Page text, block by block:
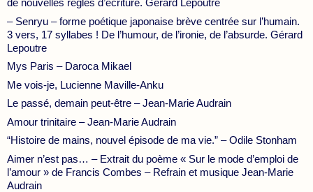
de nouvelles règles d’écriture. Gérard Lepoutre
– Senryu – forme poétique japonaise brève centrée sur l’humain.
3 vers, 17 syllabes ! De l’humour, de l’ironie, de l’absurde. Gérard
Lepoutre
Mys Paris – Daroca Mikael
Me vois-je, Lucienne Maville-Anku
Le passé, demain peut-être – Jean-Marie Audrain
Amour trinitaire – Jean-Marie Audrain
“Histoire de mains, nouvel épisode de ma vie.” – Odile Stonham
Aimer n’est pas… – Extrait du poème « Sur le mode d’emploi de
l’amour » de Francis Combes – Refrain et musique Jean-Marie
Audrain